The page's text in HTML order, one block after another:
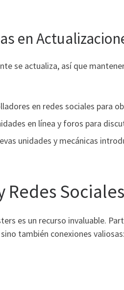
en
se actualiza, así que
en redes sociales para
en línea y foros para
unidades y mecánicas
Redes Sociales
es un recurso invaluable.
sino también conexiones valiosas: